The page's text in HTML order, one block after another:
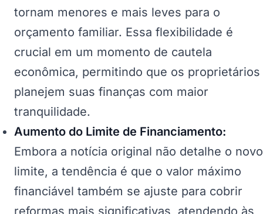
tornam menores e mais leves para o
orçamento familiar. Essa flexibilidade é
crucial em um momento de cautela
econômica, permitindo que os proprietários
planejem suas finanças com maior
tranquilidade.
Aumento do Limite de Financiamento:
Embora a notícia original não detalhe o novo
limite, a tendência é que o valor máximo
financiável também se ajuste para cobrir
reformas mais significativas, atendendo às